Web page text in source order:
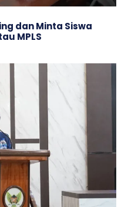
dan Minta Siswa
MPLS